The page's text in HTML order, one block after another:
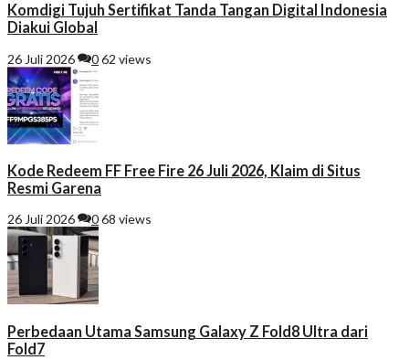
Komdigi Tujuh Sertifikat Tanda Tangan Digital Indonesia
Diakui Global
26 Juli 2026 062 views
Kode Redeem FF Free Fire 26 Juli 2026, Klaim di Situs
Resmi Garena
26 Juli 2026 068 views
Perbedaan Utama Samsung Galaxy Z Fold8 Ultra dari
Fold7